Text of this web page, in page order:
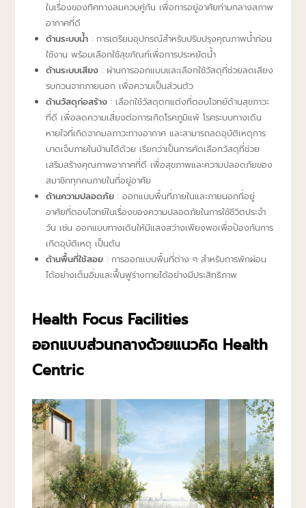
ในเรื่องของทิศทางลมควบคู่กัน เพื่อการอยู่อาศัยท่ามกลางสภาพ
อากาศที่ดี
ด้านระบบน้ำ : การเตรียมอุปกรณ์สำหรับปรับปรุงคุณภาพน้ำก่อน
ใช้งาน พร้อมเลือกใช้สุขภัณฑ์เพื่อการประหยัดน้ำ
ด้านระบบเสียง : ผ่านการออกแบบและเลือกใช้วัสดุที่ช่วยลดเสียง
รบกวนจากภายนอก เพื่อความเป็นส่วนตัว
ด้านวัสดุก่อสร้าง : เลือกใช้วัสดุตกแต่งที่ตอบโจทย์ด้านสุขภาวะ
ที่ดี เพื่อลดความเสี่ยงต่อการเกิดโรคภูมิแพ้ โรคระบบทางเดิน
หายใจที่เกิดจากมลภาวะทางอากาศ ​​และสามารถลดอุบัติเหตุการ
บาดเจ็บภายในบ้านได้ด้วย เรียกว่าเป็นการคัดเลือกวัสดุที่ช่วย
เสริมสร้างคุณภาพอากาศที่ดี เพื่อสุขภาพและความปลอดภัยของ
สมาชิกทุกคนภายในที่อยู่อาศัย
ด้านความปลอดภัย : ออกแบบพื้นที่ภายในและภายนอกที่อยู่
อาศัยที่ตอบโจทย์ในเรื่องของความปลอดภัยในการใช้ชีวิตประจำ
วัน เช่น ออกแบบทางเดินให้มีแสงสว่างเพียงพอเพื่อป้องกันการ
เกิดอุบัติเหตุ เป็นต้น
ด้านพื้นที่ใช้สอย : การออกแบบพื้นที่ต่าง ๆ สำหรับการพักผ่อน
ได้อย่างเต็มอิ่มและฟื้นฟูร่างกายได้อย่างมีประสิทธิภาพ
Health Focus Facilities
ออกแบบส่วนกลางด้วยแนวคิด Health
Centric